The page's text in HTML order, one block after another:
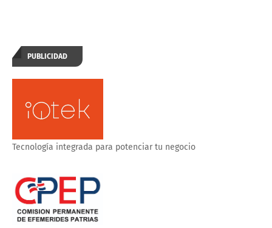
PUBLICIDAD
Tecnología integrada para potenciar tu negocio